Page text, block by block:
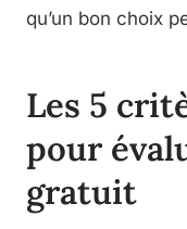
qu’un bon choix
Les 5
pour
gratuit